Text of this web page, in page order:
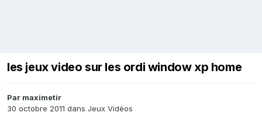
les jeux video sur les ordi window xp home
Par maximetir
30 octobre 2011 dans Jeux Vidéos